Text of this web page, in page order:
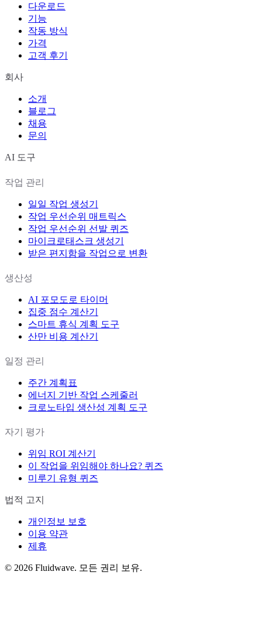
다운로드
기능
작동 방식
가격
고객 후기
회사
소개
블로그
채용
문의
AI 도구
작업 관리
일일 작업 생성기
작업 우선순위 매트릭스
작업 우선순위 선발 퀴즈
마이크로태스크 생성기
받은 편지함을 작업으로 변환
생산성
AI 포모도로 타이머
집중 점수 계산기
스마트 휴식 계획 도구
산만 비용 계산기
일정 관리
주간 계획표
에너지 기반 작업 스케줄러
크로노타입 생산성 계획 도구
자기 평가
위임 ROI 계산기
이 작업을 위임해야 하나요? 퀴즈
미루기 유형 퀴즈
법적 고지
개인정보 보호
이용 약관
제휴
© 2026 Fluidwave. 모든 권리 보유.